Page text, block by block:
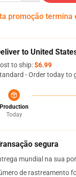
promoção termina
to United
to ship:$6.99
- Order today to
Production
Today
segura
mundial na sua
de rastreamento